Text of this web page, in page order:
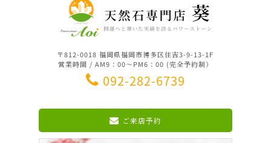
〒812-0018 福岡県福岡市博多区住吉3-9-13-1F
営業時間 / AM9：00～PM6：00 (完全予約制）
092-282-6739
ご来店予約